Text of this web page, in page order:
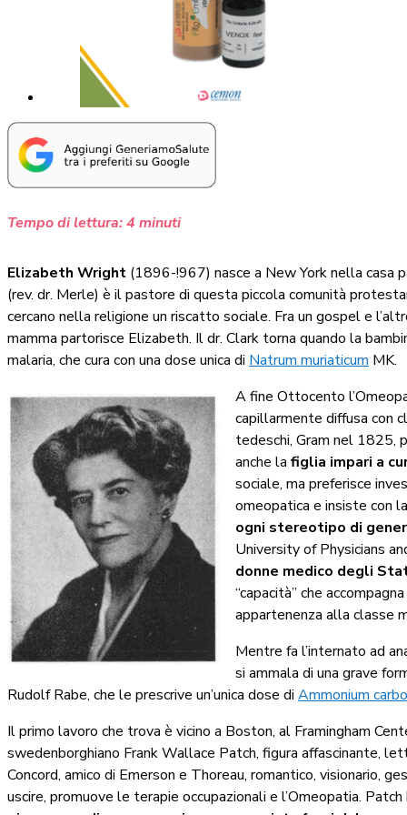
Tempo di lettura:4 minuti
Elizabeth Wright (1896-!967) nasce a New York nella casa
(rev. dr. Merle) è il pastore di questa piccola comunità
cercano nella religione un riscatto sociale. Fra un gospel e
mamma partorisce Elizabeth. Il dr. Clark torna quando la
malaria, che cura con una dose unica di Natrum muriaticum MK.
A fine Ottocento
capillarmente diffusa con
tedeschi, Gram nel 1825,
anche la figlia impari a
sociale, ma preferisce
omeopatica e insiste con
ogni stereotipo di
University of Physicians
donne medico degli
“capacità” che
appartenenza alla classe
Mentre fa l’internato ad
si ammala di una grave
Rudolf Rabe, che le prescrive un’unica dose di Ammonium
Il primo lavoro che trova è vicino a Boston, al Framingham
swedenborghiano Frank Wallace Patch, figura affascinante,
Concord, amico di Emerson e Thoreau, romantico, visionario,
uscire, promuove le terapie occupazionali e l’Omeopatia.